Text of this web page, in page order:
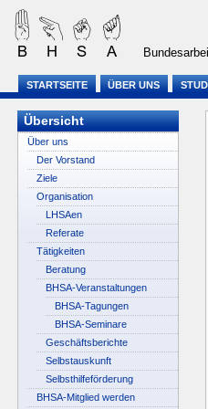
STARTSEITE ÜBER UNS
Übersicht
Über uns
Der Vorstand
Ziele
Organisation
LHSAen
Referate
Tätigkeiten
Beratung
BHSA-Veranstaltungen
BHSA-Tagungen
BHSA-Seminare
Geschäftsberichte
Selbstauskunft
Selbsthilfeförderung
BHSA-Mitglied werden